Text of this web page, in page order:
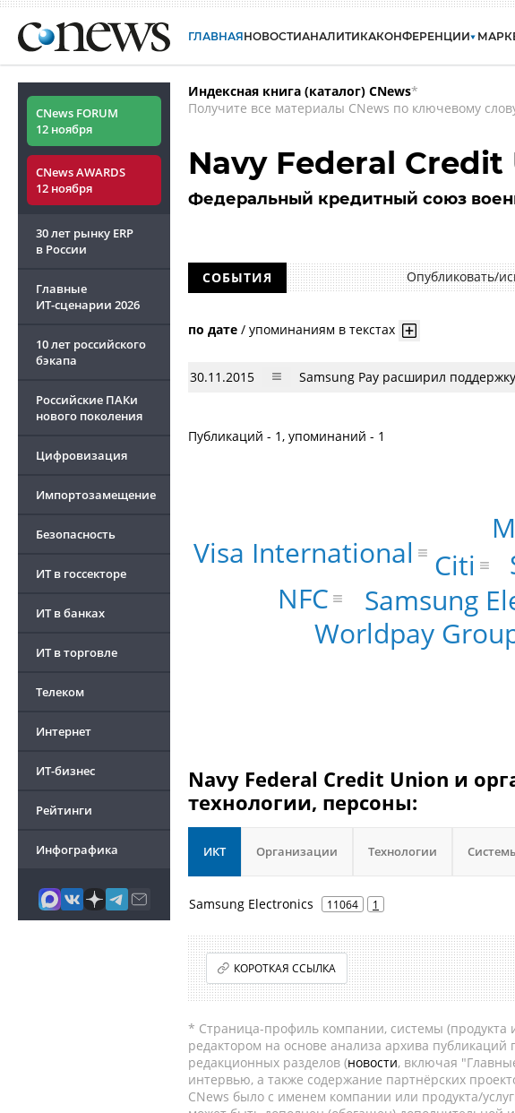
ГЛАВНАЯНОВОСТИАНАЛИТИКАКОНФЕРЕНЦИИ
CNews FORUM
12 ноября
CNews AWARDS
12 ноября
30 лет рынку ERP
в России
Главные
ИТ-сценарии 2026
10 лет российского
бэкапа
Российские ПАКи
нового поколения
Цифровизация
Импортозамещение
Безопасность
ИТ в госсекторе
ИТ в банках
ИТ в торговле
Телеком
Интернет
ИТ-бизнес
Рейтинги
Инфографика
Индексная книга (каталог) CNews*
Получите все материалы CNews по ключевому
Navy Federal Credit
Федеральный кредитный союз
СОБЫТИЯ Опубликовать/
по дате / упоминаниям в текстах
30.11.2015 Samsung Pay расширил
Публикаций - 1, упоминаний - 1
Samsung
Worldpay
Citi
Visa International
NFC
Navy Federal Credit Union и
технологии, персоны:
ИКТ Организации Технологии
Samsung Electronics 11064 1
КОРОТКАЯ ССЫЛКА
* Страница-профиль компании, системы (продукта
редактором на основе анализа архива
редакционных разделов (новости, включая
интервью, а также содержание партнёрских
CNews было с именем компании или продукта/